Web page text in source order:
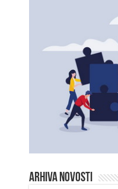
ARHIVA NOVOSTI